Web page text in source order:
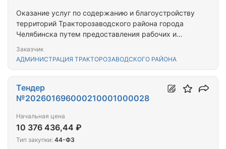
Оказание услуг по содержанию и благоустройству
территорий Тракторозаводского района города
Челябинска путем предоставления рабочих и
Заказчик
АДМИНИСТРАЦИЯ ТРАКТОРОЗАВОДСКОГО РАЙОНА
Тендер
№202601696000210001000028
Начальная цена
10 376 436,44 ₽
Тип закупки: 44-ФЗ